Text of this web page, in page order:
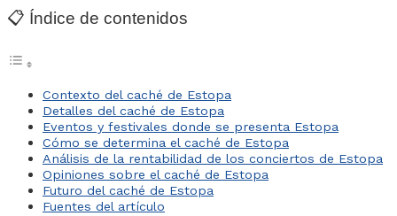
📋 Índice de contenidos
Contexto del caché de Estopa
Detalles del caché de Estopa
Eventos y festivales donde se presenta Estopa
Cómo se determina el caché de Estopa
Análisis de la rentabilidad de los conciertos de Estopa
Opiniones sobre el caché de Estopa
Futuro del caché de Estopa
Fuentes del artículo